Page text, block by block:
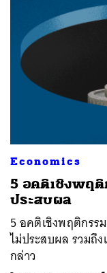
Economics
5 อคติเชิงพฤติ
ประสบผล
5 อคติเชิงพฤติกรร
ไม่ประสบผล รวมถึ
กล่าว